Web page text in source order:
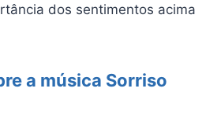
dos sentimentos acima
a música Sorriso